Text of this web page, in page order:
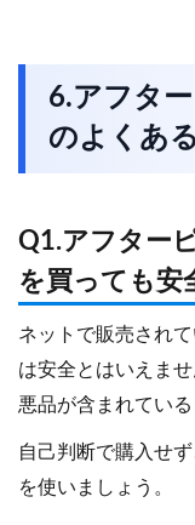
6.アフタ
のよくあ
Q1.アフター
を買っても安
ネットで販売され
は安全とはいえま
悪品が含まれてい
自己判断で購入せ
を使いましょう。